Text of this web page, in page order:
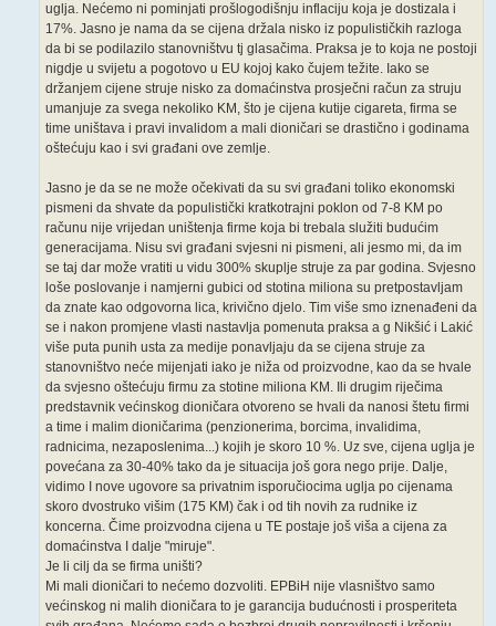
uglja. Nećemo ni pominjati prošlogodišnju inflaciju koja je dostizala i
17%. Jasno je nama da se cijena držala nisko iz populističkih razloga
da bi se podilazilo stanovništvu tj glasačima. Praksa je to koja ne postoji
nigdje u svijetu a pogotovo u EU kojoj kako čujem težite. Iako se
držanjem cijene struje nisko za domaćinstva prosječni račun za struju
umanjuje za svega nekoliko KM, što je cijena kutije cigareta, firma se
time uništava i pravi invalidom a mali dioničari se drastično i godinama
oštećuju kao i svi građani ove zemlje.
Jasno je da se ne može očekivati da su svi građani toliko ekonomski
pismeni da shvate da populistički kratkotrajni poklon od 7-8 KM po
računu nije vrijedan uništenja firme koja bi trebala služiti budućim
generacijama. Nisu svi građani svjesni ni pismeni, ali jesmo mi, da im
se taj dar može vratiti u vidu 300% skuplje struje za par godina. Svjesno
loše poslovanje i namjerni gubici od stotina miliona su pretpostavljam
da znate kao odgovorna lica, krivično djelo. Tim više smo iznenađeni da
se i nakon promjene vlasti nastavlja pomenuta praksa a g Nikšić i Lakić
više puta punih usta za medije ponavljaju da se cijena struje za
stanovništvo neće mijenjati iako je niža od proizvodne, kao da se hvale
da svjesno oštećuju firmu za stotine miliona KM. Ili drugim riječima
predstavnik većinskog dioničara otvoreno se hvali da nanosi štetu firmi
a time i malim dioničarima (penzionerima, borcima, invalidima,
radnicima, nezaposlenima...) kojih je skoro 10 %. Uz sve, cijena uglja je
povećana za 30-40% tako da je situacija još gora nego prije. Dalje,
vidimo I nove ugovore sa privatnim isporučiocima uglja po cijenama
skoro dvostruko višim (175 KM) čak i od tih novih za rudnike iz
koncerna. Čime proizvodna cijena u TE postaje još viša a cijena za
domaćinstva I dalje "miruje".
Je li cilj da se firma uništi?
Mi mali dioničari to nećemo dozvoliti. EPBiH nije vlasništvo samo
većinskog ni malih dioničara to je garancija budućnosti i prosperiteta